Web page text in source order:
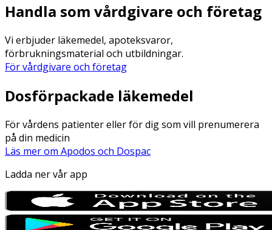
Handla som vårdgivare och företag
Vi erbjuder läkemedel, apoteksvaror,
förbrukningsmaterial och utbildningar.
För vårdgivare och företag
Dosförpackade läkemedel
För vårdens patienter eller för dig som vill prenumerera
på din medicin
Läs mer om Apodos och Dospac
Ladda ner vår app